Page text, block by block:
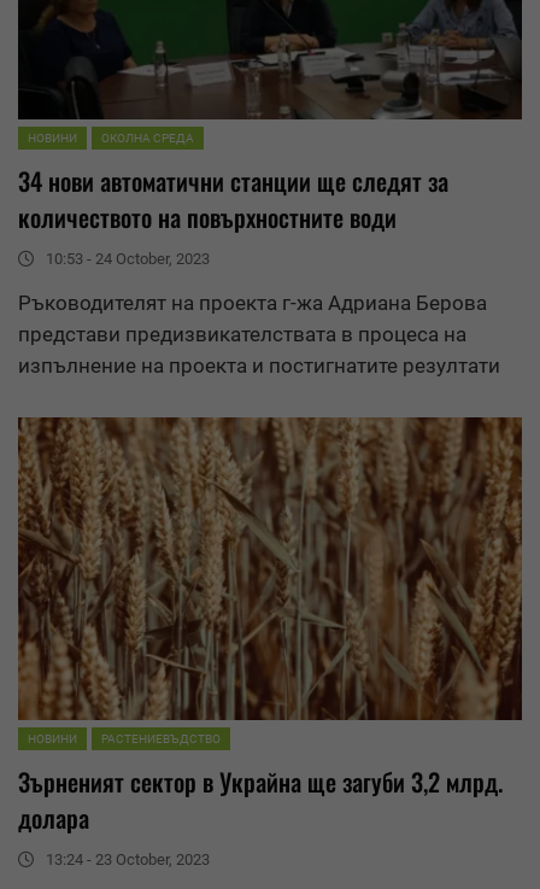
НОВИНИ ОКОЛНА СРЕДА
34 нови автоматични станции ще следят за
количеството на повърхностните води
10:53 - 24 October, 2023
Ръководителят на проекта г-жа Адриана Берова
представи предизвикателствата в процеса на
изпълнение на проекта и постигнатите резултати
НОВИНИ РАСТЕНИЕВЪДСТВО
Зърненият сектор в Украйна ще загуби 3,2 млрд.
долара
13:24 - 23 October, 2023